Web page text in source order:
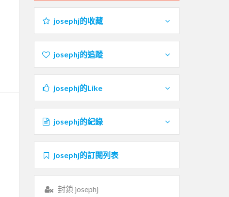
josephj的收藏
josephj的追蹤
josephj的Like
josephj的紀錄
josephj的訂閱列表
封鎖 josephj